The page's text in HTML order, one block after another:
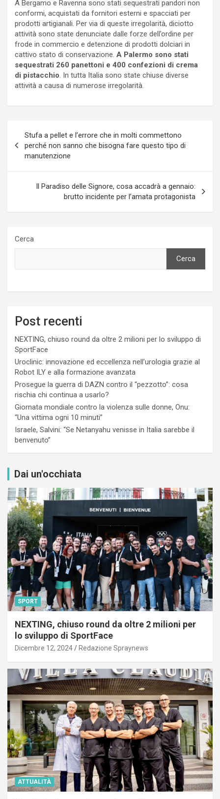
A Bergamo e Ravenna sono stati sequestrati pandori non
conformi, acquistati da fornitori esterni e spacciati per
prodotti artigianali. Per via di queste irregolarità, diciotto
attività sono state denunciate dalle forze dell’ordine per
frode in commercio e detenzione di prodotti dolciari in
cattivo stato di conservazione. A Palermo sono stati
sequestrati 260 panettoni e 400 confezioni di crema
di pistacchio. In tutta Italia sono state chiuse diverse
attività a causa di numerose irregolarità.
articoli
Stufa a pellet e l’errore che in molti commettono
perché non sanno che bisogna fare questo tipo di
manutenzione
Il Paradiso delle Signore, cosa accadrà a gennaio:
brutto incidente per l’amata protagonista
Cerca
Cerca
Post recenti
NEXTING, chiuso round da oltre 2 milioni per lo sviluppo di
SportFace
Uroclinic: innovazione ed eccellenza nell’urologia grazie al
Robot ILY e alla formazione avanzata
Prosegue la guerra di DAZN contro il “pezzotto”: cosa
rischia chi continua a usarlo?
Giornata mondiale contro la violenza sulle donne, Onu:
“Una vittima ogni 10 minuti”
Israele, Salvini: “Se Netanyahu venisse in Italia sarebbe il
benvenuto”
Dai un'occhiata
SPORT
NEXTING, chiuso round da oltre 2 milioni per
lo sviluppo di SportFace
Dicembre 12, 2024 Redazione Spraynews
ATTUALITÀ